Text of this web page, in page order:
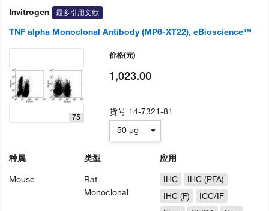
Invitrogen 最多引用文献
TNF alpha Monoclonal Antibody (MP6-XT22), eBioscience™
75
种属
Mouse
类型
Rat
Monoclonal
应用
IHC
IHC (PFA)
IHC (F)
ICC/IF
价格(元)
1,023.00
货号 14-7321-81
50 µg